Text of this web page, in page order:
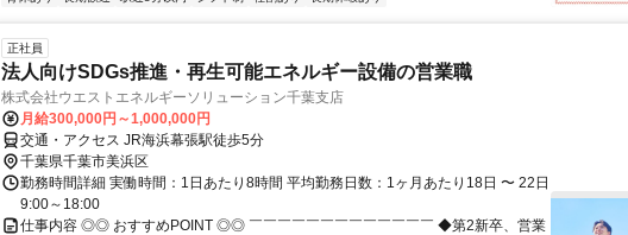
正社員
法人向けSDGs推進・再生可能エネルギー設備の営業職
株式会社ウエストエネルギーソリューション千葉支店
月給300,000円～1,000,000円
交通・アクセス JR海浜幕張駅徒歩5分
千葉県千葉市美浜区
勤務時間詳細 実働時間：1日あたり8時間 平均勤務日数：1ヶ月あたり18日 〜 22日
9:00～18:00
仕事内容 ◎◎ おすすめPOINT ◎◎ ￣￣￣￣￣￣￣￣￣￣￣￣￣ ◆第2新卒、営業